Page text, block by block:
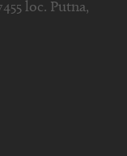
loc. Putna,